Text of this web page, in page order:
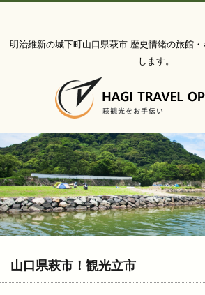
明治維新の城下町山口県萩市 歴史情緒の旅館
します。
山口県萩市！観光立市